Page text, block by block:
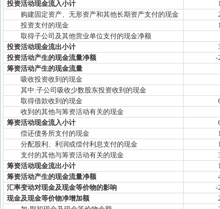
投资活动现金流入小计
购建固定资产、无形资产和其他长期资产支付的现金
投资支付的现金
取得子公司及其他营业单位支付的现金净额
投资活动现金流出小计
投资活动产生的现金流量净额
-
筹资活动产生的现金流量
吸收投资收到的现金
其中:子公司吸收少数股东投资收到的现金
取得借款收到的现金
收到的其他与筹资活动有关的现金
筹资活动现金流入小计
偿还债务所支付的现金
分配股利、利润或偿付利息支付的现金
支付的其他与筹资活动有关的现金
筹资活动现金流出小计
筹资活动产生的现金流量净额
汇率变动对现金及现金等价物的影响
-
现金及现金等价物净增加额